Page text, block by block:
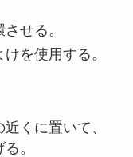
せる。
を使用する。
くに置いて、
。